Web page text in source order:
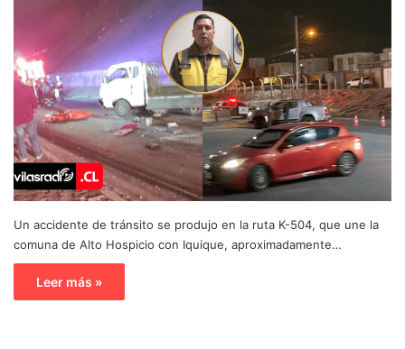
Un accidente de tránsito se produjo en la ruta K-504, que une la
comuna de Alto Hospicio con Iquique, aproximadamente…
Leer más »